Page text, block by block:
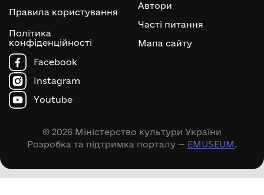
Правила користування
Політика
конфіденційності
Автори
Часті питання
Мапа сайту
Facebook
Instagram
Youtube
© 2026 Міністерство культури України
Розробка та підтримка порталу — EMUSEUM.